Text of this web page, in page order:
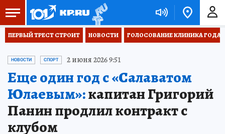
ПЕРВЫЙ ТРЕСТ СТРОИТ НОВОСТИ ГОЛОСОВАНИЕ КЛИНИКА ГОДА
НОВОСТИ СПОРТ 2 июня 2026 9:51
Еще один год с «Салаватом
Юлаевым»:капитан Григорий
Панин продлил контракт с
клубом